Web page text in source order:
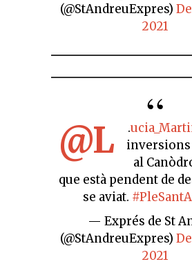
(@StAndreuExpres)
2021
.
@L
al
que està pendent de
se aviat.
— Exprés de St
(@StAndreuExpres)
2021